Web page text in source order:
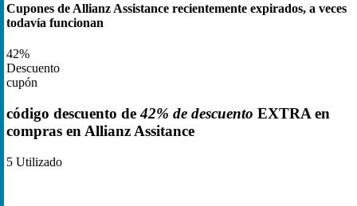
Cupones de Allianz Assistance recientemente expirados, a veces
todavía funcionan
42%
Descuento
cupón
código descuento de42% de descuento EXTRA en
compras en Allianz Assitance
5 Utilizado